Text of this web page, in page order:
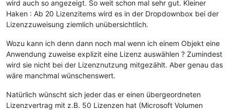
wird auch so angezeigt. So weit schon mal sehr gut. Kleiner
Haken : Ab 20 Lizenzitems wird es in der Dropdownbox bei der
Lizenzzuweisung ziemlich unübersichtlich.
Wozu kann ich denn dann noch mal wenn ich einem Objekt eine
Anwendung zuweise explizit eine Lizenz auswählen ? Zumindest
wird sie nicht bei der Lizenznutzung mitgezählt. Aber genau das
wäre manchmal wünschenswert.
Natürlich wünscht sich jeder das er einen übergeordneten
Lizenzvertrag mit z.B. 50 Lizenzen hat (Microsoft Volumen